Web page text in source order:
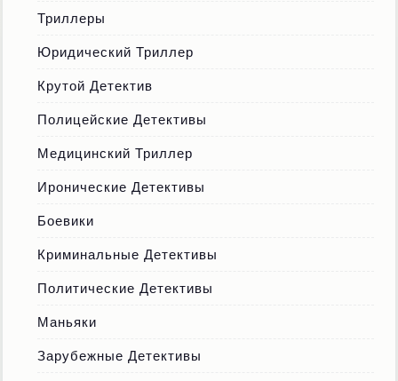
Триллеры
Юридический Триллер
Крутой Детектив
Полицейские Детективы
Медицинский Триллер
Иронические Детективы
Боевики
Криминальные Детективы
Политические Детективы
Маньяки
Зарубежные Детективы